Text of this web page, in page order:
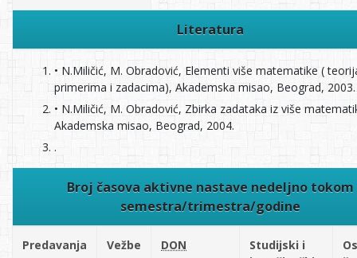
Literatura
• N.Miličić, M. Obradović, Elementi više matematike (
primerima i zadacima), Akademska misao, Beograd, 2003.
• N.Miličić, M. Obradović, Zbirka zadataka iz više
Akademska misao, Beograd, 2004.
.
Broj časova aktivne nastave nedeljno tokom
semestra/trimestra/godine
Predavanja Vežbe DON
Studijski i